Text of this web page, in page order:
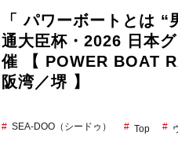
「 パワーボートとは
通大臣杯・2026 日本
催 【 POWER BOAT
阪湾／堺 】
SEA-DOO（シードゥ） Top